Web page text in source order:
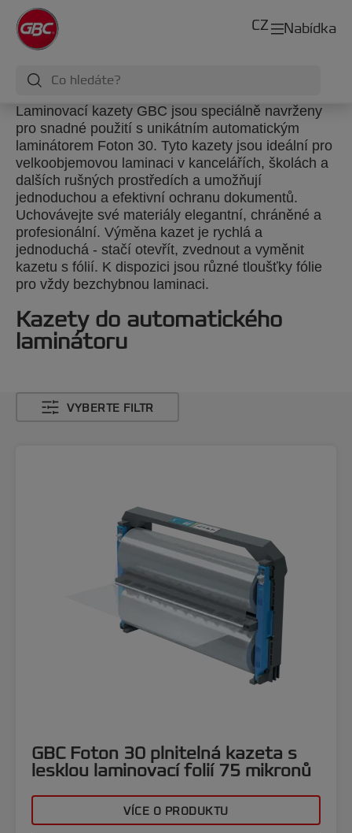
Nabídka
CZ
Laminovací kazety GBC jsou speciálně navrženy
pro snadné použití s unikátním automatickým
laminátorem Foton 30. Tyto kazety jsou ideální pro
velkoobjemovou laminaci v kancelářích, školách a
dalších rušných prostředích a umožňují
jednoduchou a efektivní ochranu dokumentů.
Uchovávejte své materiály elegantní, chráněné a
profesionální. Výměna kazet je rychlá a
jednoduchá - stačí otevřít, zvednout a vyměnit
kazetu s fólií. K dispozici jsou různé tloušťky fólie
pro vždy bezchybnou laminaci.
Kazety do automatického
laminátoru
VYBERTE FILTR
GBC Foton 30 plnitelná kazeta s
lesklou laminovací folií 75 mikronů
VÍCE O PRODUKTU